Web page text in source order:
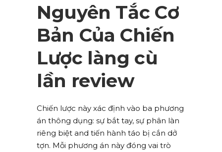
Nguyên Tắc Cơ
Bản Của Chiến
Lược làng cù
lần review
Chiến lược này xác định vào ba phương
án thông dụng: sự bắt tay, sự phân làn
riêng biệt and tiến hành táo bị cắn dở
tợn. Mỗi phương án này đóng vai trò